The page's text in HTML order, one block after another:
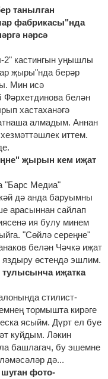
танылган
фабрикасы"нда
нәрсә
кастингын уңышлы
җыры"нда берәр
Мин исә
Фәрхетдинова белән
хастаханәгә
алмадым. Аннан
иттем.
җырын кем иҗат
"Барс Медиа"
дә анда баруымны
арасыннан сайлап
ия булу минем
"Сөйлә сереңне"
белән Чәчкә иҗат
яздыру өстендә эшлим.
тулысынча иҗатка
стилист-
тормышта кирәге
ясыйм. Дүрт ел буе
куйдым. Ләкин
башлагач, бу эшемне
дә...
фото-